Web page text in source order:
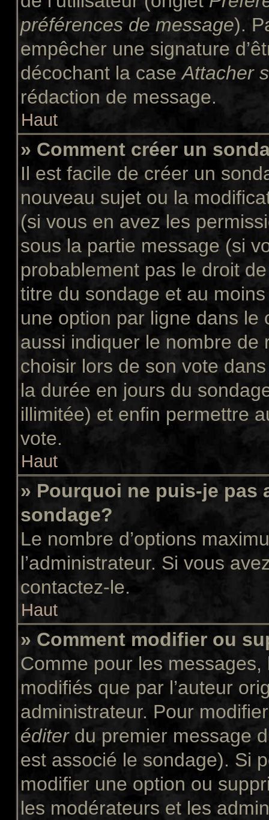
préférences de message).
empêcher une signature
décochant la caseAttacher
rédaction de message.
Haut
» Comment créer un
Il est facile de créer un
nouveau sujet ou la
(si vous en avez les
sous la partie message (si
probablement pas le droit
titre du sondage et au
une option par ligne dans le
aussi indiquer le nombre de
choisir lors de son vote
la durée en jours du
illimitée) et enfin permettre
vote.
Haut
» Pourquoi ne puis-je pas
sondage?
Le nombre d’options
l’administrateur. Si vous
contactez-le.
Haut
» Comment modifier ou
Comme pour les
modifiés que par l’auteur
administrateur. Pour
éditerdu premier message
est associé le sondage). Si
modifier une option ou
les modérateurs et les